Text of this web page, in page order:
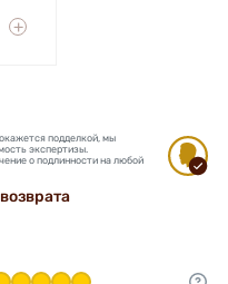
+
подделкой, мы
экспертизы.
о подлинности на любой